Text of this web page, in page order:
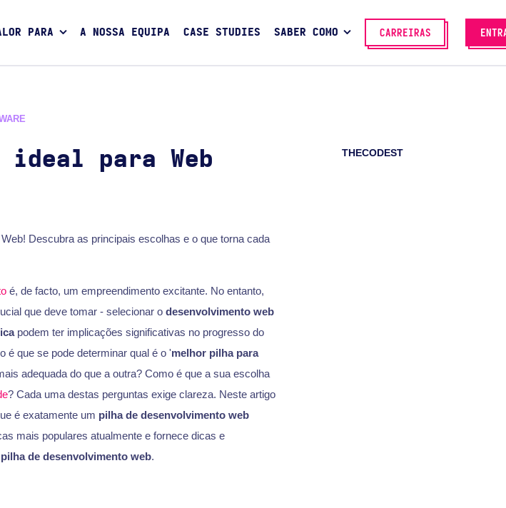
PARA A NOSSA EQUIPA CASE STUDIES SABER COMO CARREIRAS
para Web
THECODEST
Descubra as principais escolhas e o que torna cada
é, de facto, um empreendimento excitante. No entanto,
que deve tomar - selecionar o desenvolvimento web
podem ter implicações significativas no progresso do
é que se pode determinar qual é o 'melhor pilha para
adequada do que a outra? Como é que a sua escolha
? Cada uma destas perguntas exige clareza. Neste artigo
é exatamente um pilha de desenvolvimento web
mais populares atualmente e fornece dicas e
pilha de desenvolvimento web.